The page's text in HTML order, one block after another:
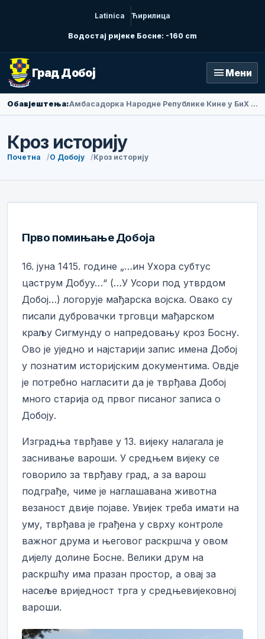
Latinica Ћирилица
Водостај ријеке Босне: -160 cm
Град Добој menu Мени
Обавјештења: Амбасадорка Народне Републике Кине у БиХ Ли Фан посјетила Добој
Кроз историју
Почетна О Добоју Кроз историју
Прво помињање Добоја
16. јуна 1415. године „…ин Уxора субтус
цаструм Добуy…“ (…У Усори под утврдом
Добој…) логорује мађарска војска. Овако су
писали дубровачки трговци мађарском
краљу Сигмунду о напредовању кроз Босну.
Ово је уједно и најстарији запис имена Добој
у познатим историјским документима. Овдје
је потребно нагласити да је тврђава Добој
много старија од првог писаног записа о
Добоју.
Изградња тврђаве у 13. вијеку налагала је
заснивање вароши. У средњем вијеку се
говорило за тврђаву град, а за варош
подграђе, чиме је наглашавана животна
везаност двије појаве. Увијек треба имати на
уму, тврђава је грађена у сврху контроле
важног друма и његовог раскршча у овом
дијелу долине Босне. Велики друм на
раскршћу има празан простор, а овај за
насеље вриједност трга у средњевијековној
вароши.